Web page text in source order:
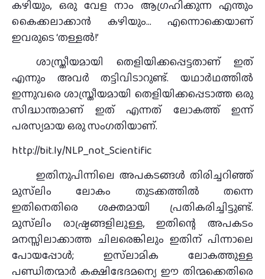
കഴിയും, ഒരു വേള നാം ആഗ്രഹിക്കുന്ന എന്തും
കൈക്കലാക്കാന്‍ കഴിയും… എന്നൊക്കെയാണ്
ഇവരുടെ ‘തള്ളല്‍!’
ശാസ്ത്രീയമായി തെളിയിക്കപ്പെട്ടതാണ് ഇത്
എന്നും അവര്‍ തട്ടിവിടാറുണ്ട്. യഥാര്‍ഥത്തില്‍
ഇന്നുവരെ ശാസ്ത്രീയമായി തെളിയിക്കപ്പെടാത്ത ഒരു
സിദ്ധാന്തമാണ് ഇത് എന്നത് ലോകത്ത് ഇന്ന്
പരസ്യമായ ഒരു സംഗതിയാണ്.
http://bit.ly/NLP_not_Scientific
ഇതിനുപിന്നിലെ അപകടങ്ങള്‍ തിരിച്ചറിഞ്ഞ്
മുസ്‌ലിം ലോകം തുടക്കത്തില്‍ തന്നെ
ഇതിനെതിരെ ശക്തമായി പ്രതികരിച്ചിട്ടുണ്ട്.
മുസ്‌ലിം രാഷ്ട്രങ്ങളിലുള്ള, ഇതിന്റെ അപകടം
മനസ്സിലാക്കാത്ത ചിലരെങ്കിലും ഇതിന് പിന്നാലെ
പോയപ്പോള്‍; ഇസ്‌ലാമിക ലോകത്തുള്ള
പണ്ഡിതന്മാര്‍ കക്ഷിഭേദമന്യെ ഈ തിന്മക്കെതിരെ